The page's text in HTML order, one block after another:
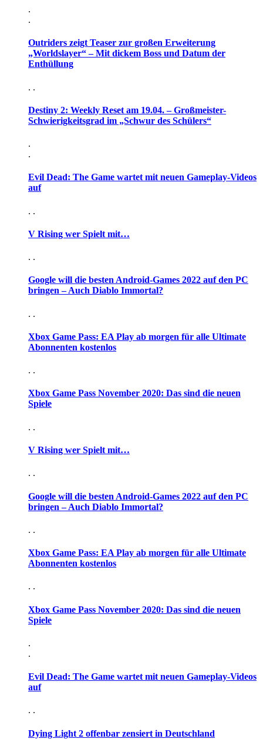
.
.
Outriders zeigt Teaser zur großen Erweiterung
„Worldslayer“ – Mit dickem Boss und Datum der
Enthüllung
. .
Destiny 2: Weekly Reset am 19.04. – Großmeister-
Schwierigkeitsgrad im „Schwur des Schülers“
.
.
Evil Dead: The Game wartet mit neuen Gameplay-Videos
auf
. .
V Rising wer Spielt mit…
. .
Google will die besten Android-Games 2022 auf den PC
bringen – Auch Diablo Immortal?
. .
Xbox Game Pass: EA Play ab morgen für alle Ultimate
Abonnenten kostenlos
. .
Xbox Game Pass November 2020: Das sind die neuen
Spiele
. .
V Rising wer Spielt mit…
. .
Google will die besten Android-Games 2022 auf den PC
bringen – Auch Diablo Immortal?
. .
Xbox Game Pass: EA Play ab morgen für alle Ultimate
Abonnenten kostenlos
. .
Xbox Game Pass November 2020: Das sind die neuen
Spiele
.
.
Evil Dead: The Game wartet mit neuen Gameplay-Videos
auf
. .
Dying Light 2 offenbar zensiert in Deutschland